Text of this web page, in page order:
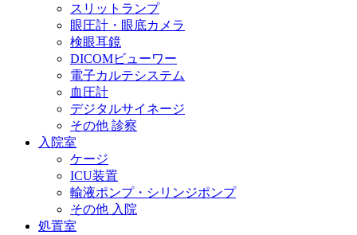
スリットランプ
眼圧計・眼底カメラ
検眼耳鏡
DICOMビューワー
電子カルテシステム
血圧計
デジタルサイネージ
その他 診察
入院室
ケージ
ICU装置
輸液ポンプ・シリンジポンプ
その他 入院
処置室